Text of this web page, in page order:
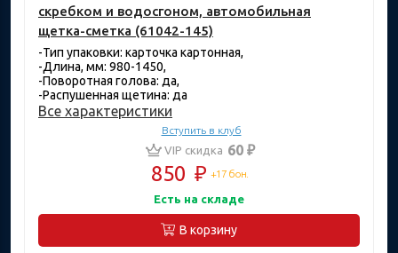
скребком и водосгоном, автомобильная
щетка-сметка (61042-145)
-Тип упаковки: карточка картонная,
-Длина, мм: 980-1450,
-Поворотная голова: да,
-Распушенная щетина: да
Все характеристики
Вступить в клуб
VIP скидка 60 ₽
850 ₽ +17 бон.
Есть на складе
В корзину